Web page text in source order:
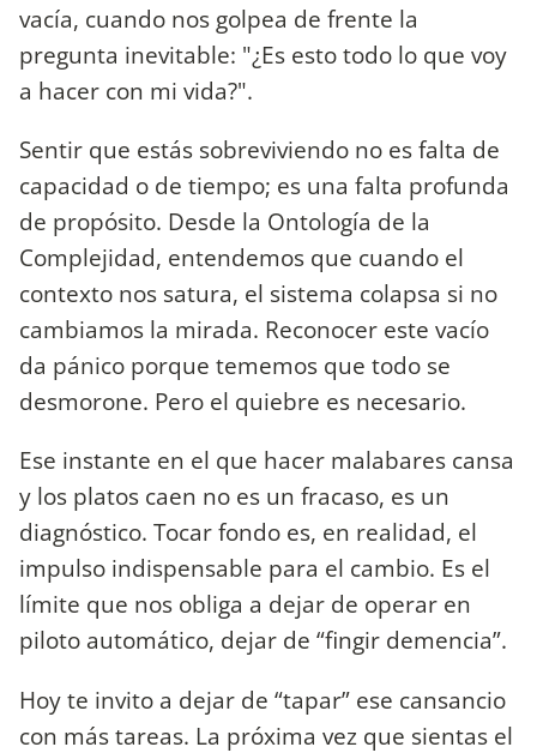
vacía, cuando nos golpea de frente la
pregunta inevitable: "¿Es esto todo lo que voy
a hacer con mi vida?".
Sentir que estás sobreviviendo no es falta de
capacidad o de tiempo; es una falta profunda
de propósito. Desde la Ontología de la
Complejidad, entendemos que cuando el
contexto nos satura, el sistema colapsa si no
cambiamos la mirada. Reconocer este vacío
da pánico porque tememos que todo se
desmorone. Pero el quiebre es necesario.
Ese instante en el que hacer malabares cansa
y los platos caen no es un fracaso, es un
diagnóstico. Tocar fondo es, en realidad, el
impulso indispensable para el cambio. Es el
límite que nos obliga a dejar de operar en
piloto automático, dejar de “fingir demencia”.
Hoy te invito a dejar de “tapar” ese cansancio
con más tareas. La próxima vez que sientas el